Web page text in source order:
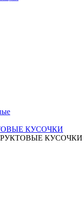
КУСОЧКИ
КУСОЧКИ